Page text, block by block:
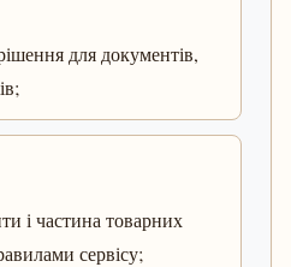
для документів,
і частина товарних
сервісу;